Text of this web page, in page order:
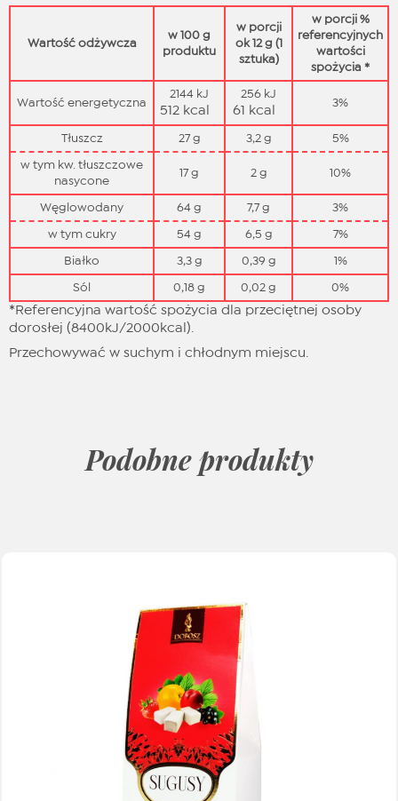
Wartość odżywcza
w 100 g
produktu
w porcji
ok 12 g (1
sztuka)
w porcji %
referencyjnych
wartości
spożycia *
Wartość energetyczna
2144 kJ
512 kcal
256 kJ
61 kcal
3%
Tłuszcz 27 g 3,2 g 5%
w tym kw. tłuszczowe
nasycone
17 g 2 g 10%
Węglowodany 64 g 7,7 g 3%
w tym cukry 54 g 6,5 g 7%
Białko 3,3 g 0,39 g 1%
Sól 0,18 g 0,02 g 0%
*Referencyjna wartość spożycia dla przeciętnej osoby
dorosłej (8400kJ/2000kcal).
Przechowywać w suchym i chłodnym miejscu.
Podobne produkty